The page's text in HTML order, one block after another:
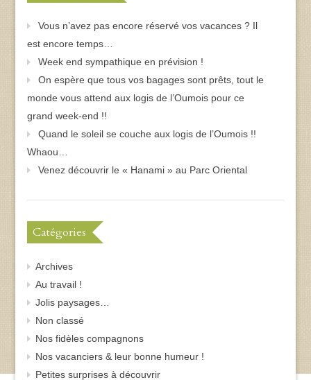
Vous n’avez pas encore réservé vos vacances ? Il
est encore temps…
Week end sympathique en prévision !
On espère que tous vos bagages sont prêts, tout le
monde vous attend aux logis de l’Oumois pour ce
grand week-end !!
Quand le soleil se couche aux logis de l’Oumois !!
Whaou…
Venez découvrir le « Hanami » au Parc Oriental
Catégories
Archives
Au travail !
Jolis paysages…
Non classé
Nos fidèles compagnons
Nos vacanciers & leur bonne humeur !
Petites surprises à découvrir